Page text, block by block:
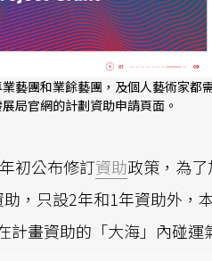
藝團和業餘藝團，及個人藝術家都
局官網的計劃資助申請頁面。
初公布修訂資助政策，為
，只設2年和1年資助外，
畫資助的「大海」內碰運